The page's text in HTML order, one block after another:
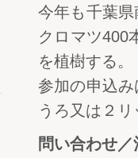
今年も千葉
クロマツ400
を植樹する。
参加の申込
うろ又は２
問い合わせ／